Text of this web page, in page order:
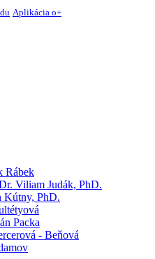
Aplikácia o+
Rábek
Viliam Judák, PhD.
Kútny, PhD.
Packa
- Beňová